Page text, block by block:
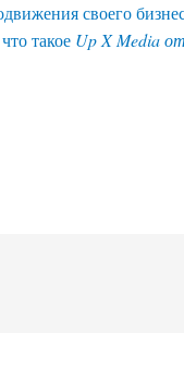
своего
такое Up X Media